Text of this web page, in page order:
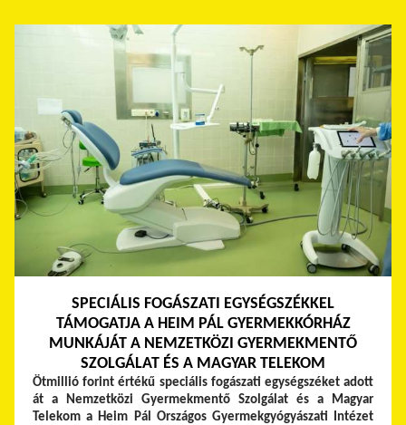
SPECIÁLIS FOGÁSZATI EGYSÉGSZÉKKEL
TÁMOGATJA A HEIM PÁL GYERMEKKÓRHÁZ
MUNKÁJÁT A NEMZETKÖZI GYERMEKMENTŐ
SZOLGÁLAT ÉS A MAGYAR TELEKOM
Ötmillió forint értékű speciális fogászati egységszéket adott
át a Nemzetközi Gyermekmentő Szolgálat és a Magyar
Telekom a Heim Pál Országos Gyermekgyógyászati Intézet